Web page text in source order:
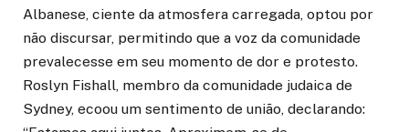
Albanese, ciente da atmosfera carregada, optou por
não discursar, permitindo que a voz da comunidade
prevalecesse em seu momento de dor e protesto.
Roslyn Fishall, membro da comunidade judaica de
Sydney, ecoou um sentimento de união, declarando: